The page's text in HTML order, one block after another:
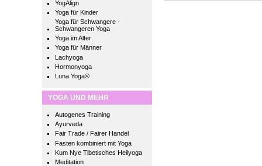
YogAlign
Yoga für Kinder
Yoga für Schwangere -
Schwangeren Yoga
Yoga im Alter
Yoga für Männer
Lachyoga
Hormonyoga
Luna Yoga®
YOGA UND MEHR
Autogenes Training
Ayurveda
Fair Trade / Fairer Handel
Fasten kombiniert mit Yoga
Kum Nye Tibetisches Heilyoga
Meditation